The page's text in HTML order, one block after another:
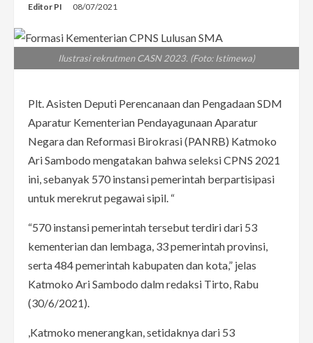
Editor PI 08/07/2021
Ilustrasi rekrutmen CASN 2023. (Foto: Istimewa)
Plt. Asisten Deputi Perencanaan dan Pengadaan SDM
Aparatur Kementerian Pendayagunaan Aparatur
Negara dan Reformasi Birokrasi (PANRB) Katmoko
Ari Sambodo mengatakan bahwa seleksi CPNS 2021
ini, sebanyak 570 instansi pemerintah berpartisipasi
untuk merekrut pegawai sipil. “
“570 instansi pemerintah tersebut terdiri dari 53
kementerian dan lembaga, 33 pemerintah provinsi,
serta 484 pemerintah kabupaten dan kota,” jelas
Katmoko Ari Sambodo dalm redaksi Tirto, Rabu
(30/6/2021).
,Katmoko menerangkan, setidaknya dari 53